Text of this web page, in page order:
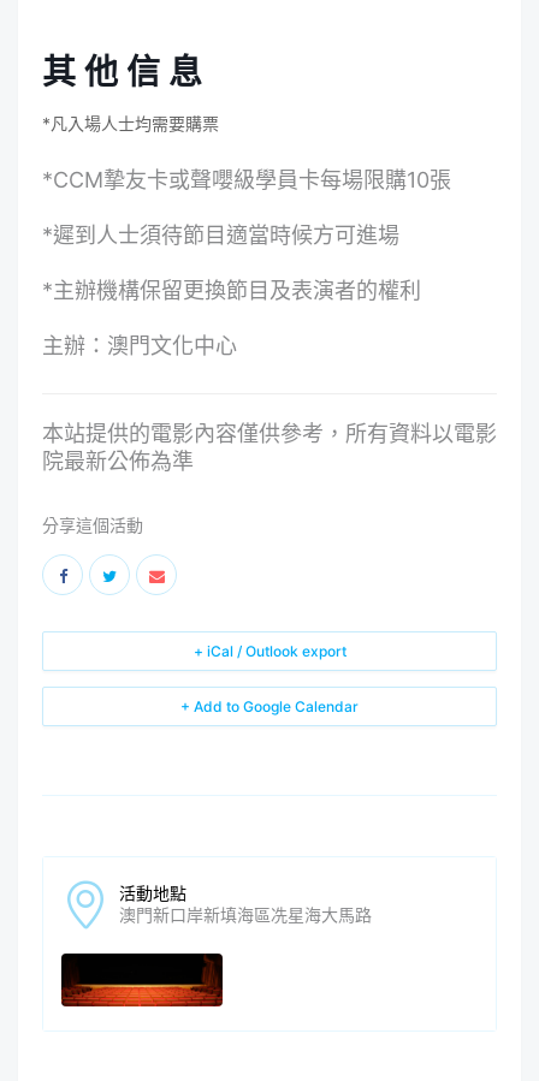
其 他 信 息
*凡入場人士均需要購票
*CCM摯友卡或聲嚶級學員卡每場限購10張
*遲到人士須待節目適當時候方可進場
*主辦機構保留更換節目及表演者的權利
主辦：澳門文化中心
本站提供的電影內容僅供參考，所有資料以電影
院最新公佈為準
分享這個活動
+ Add to Google Calendar
+ iCal / Outlook export
活動地點
澳門新口岸新填海區冼星海大馬路